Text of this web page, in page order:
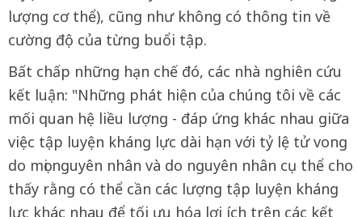
lượng cơ thể), cũng như không có thông tin về
cường độ của từng buổi tập.
Bất chấp những hạn chế đó, các nhà nghiên cứu
kết luận: "Những phát hiện của chúng tôi về các
mối quan hệ liều lượng - đáp ứng khác nhau giữa
việc tập luyện kháng lực dài hạn với tỷ lệ tử vong
do mọi nguyên nhân và do nguyên nhân cụ thể cho
thấy rằng có thể cần các lượng tập luyện kháng
lực khác nhau để tối ưu hóa lợi ích trên các kết